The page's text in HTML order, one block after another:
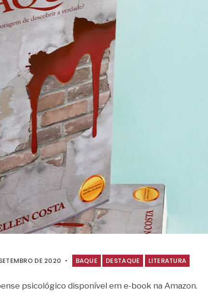
DE 2020 • BAQUE DESTAQUE LITERATURA
psicológico disponível em e-book na Amazon.